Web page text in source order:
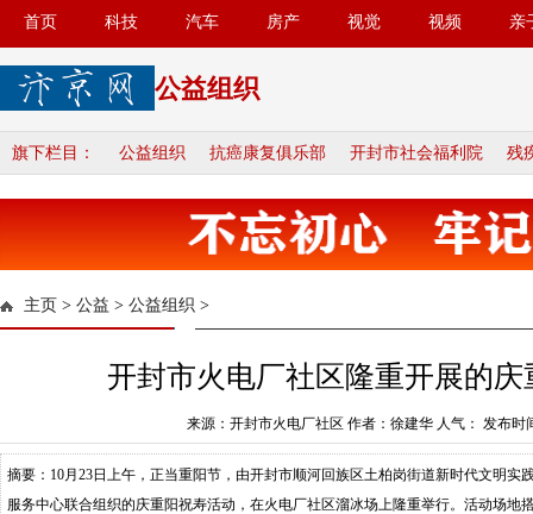
首页 科技 汽车 房产 视觉 视频 亲
公益组织
旗下栏目： 公益组织 抗癌康复俱乐部 开封市社会福利院 残
主页 > 公益 > 公益组织 >
开封市火电厂社区隆重开展的
来源：开封市火电厂社区 作者：徐建华 人气： 发布时
摘要：10月23日上午，正当重阳节，由开封市顺河回族区土柏岗街道新时代文明实
服务中心联合组织的庆重阳祝寿活动，在火电厂社区溜冰场上隆重举行。活动场地